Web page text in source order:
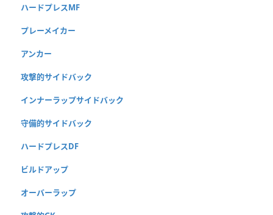
ハードプレスMF
プレーメイカー
アンカー
攻撃的サイドバック
インナーラップサイドバック
守備的サイドバック
ハードプレスDF
ビルドアップ
オーバーラップ